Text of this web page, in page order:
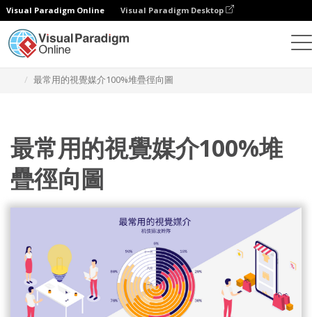
Visual Paradigm Online Visual Paradigm Desktop
最常用的視覺媒介100%堆疊徑向圖
最常用的視覺媒介100%堆
疊徑向圖